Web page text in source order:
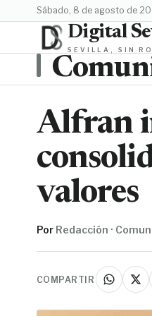
sábado, 8 de agosto de
Digital
SEVILLA, SIN
Alfran
valores
Por Redacción ·
COMPARTIR